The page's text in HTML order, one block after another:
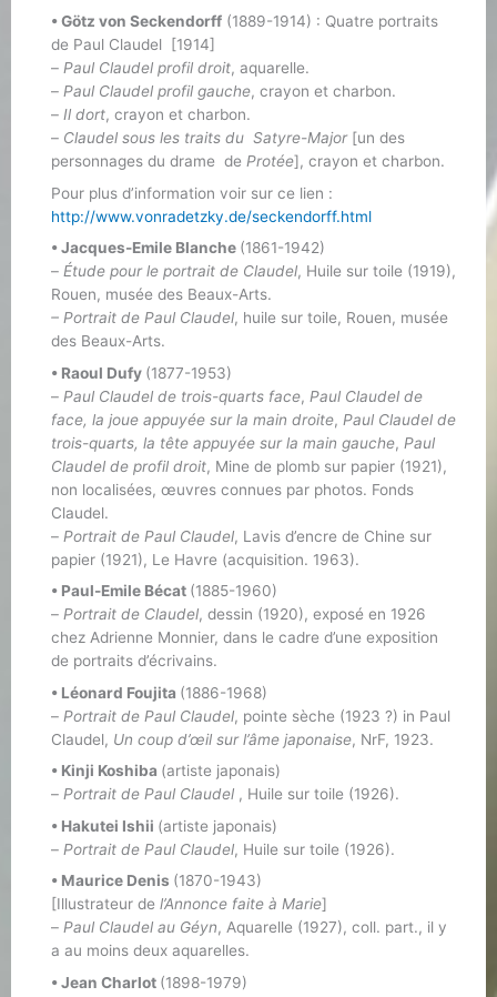
• Götz von Seckendorff(1889-1914) : Quatre portraits
de Paul Claudel [1914]
– Paul Claudel profil droit, aquarelle.
– Paul Claudel profil gauche, crayon et charbon.
– Il dort, crayon et charbon.
– Claudel sous les traits du Satyre-Major[un des
personnages du drame de Protée], crayon et charbon.
Pour plus d’information voir sur ce lien :
http://www.vonradetzky.de/seckendorff.html
• Jacques-Emile Blanche (1861-1942)
– Étude pour le portrait de Claudel, Huile sur toile (1919),
Rouen, musée des Beaux-Arts.
– Portrait de Paul Claudel, huile sur toile, Rouen, musée
des Beaux-Arts.
• Raoul Dufy (1877-1953)
– Paul Claudel de trois-quarts face, Paul Claudel de
face, la joue appuyée sur la main droite, Paul Claudel de
trois-quarts, la tête appuyée sur la main gauche, Paul
Claudel de profil droit, Mine de plomb sur papier (1921),
non localisées, œuvres connues par photos. Fonds
Claudel.
– Portrait de Paul Claudel, Lavis d’encre de Chine sur
papier (1921), Le Havre (acquisition. 1963).
• Paul-Emile Bécat (1885-1960)
– Portrait de Claudel, dessin (1920), exposé en 1926
chez Adrienne Monnier, dans le cadre d’une exposition
de portraits d’écrivains.
• Léonard Foujita (1886-1968)
– Portrait de Paul Claudel, pointe sèche (1923 ?) in Paul
Claudel, Un coup d’œil sur l’âme japonaise, NrF, 1923.
• Kinji Koshiba (artiste japonais)
– Portrait de Paul Claudel , Huile sur toile (1926).
• Hakutei Ishii (artiste japonais)
– Portrait de Paul Claudel, Huile sur toile (1926).
• Maurice Denis (1870-1943)
[Illustrateur de l’Annonce faite à Marie]
– Paul Claudel au Géyn, Aquarelle (1927), coll. part., il y
a au moins deux aquarelles.
• Jean Charlot (1898-1979)